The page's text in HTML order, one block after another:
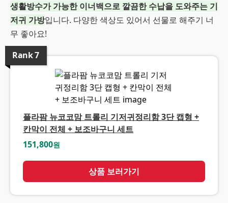
생활방수가 가능한 이너백으로 깔끔한 수납을 도와주는 기
저귀 가방입니다. 다양한 색상도 있어서 선물로 해주기 너
무 좋아요!
Rank7
플라팜 뉴코코맘 트롤리 기저귀정리함 3단 캡형 +
칸막이 전체 + 보조바구니 세트
151,800원
상품 보러가기